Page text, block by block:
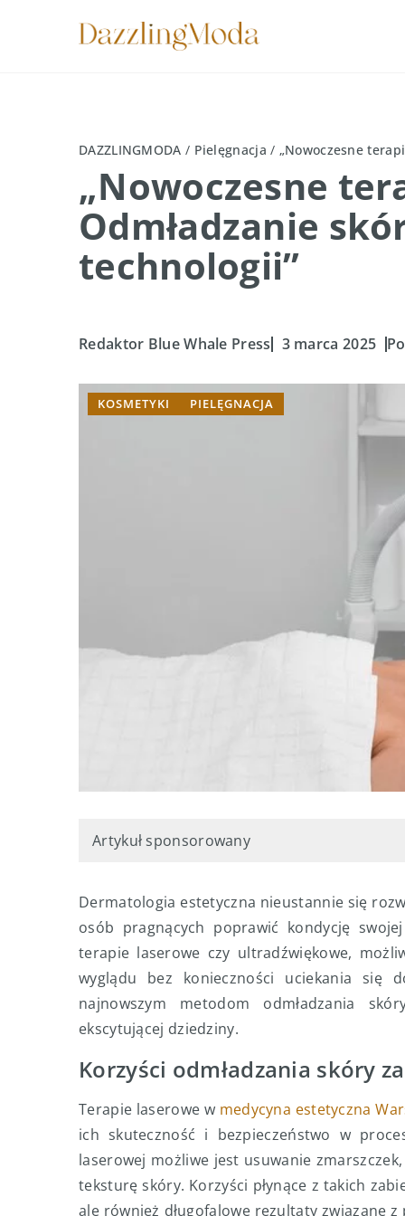
DAZZLINGMODA / Pielęgnacja / „Nowoczesne
„Nowoczesne
Odmładzanie
technologii”
Redaktor Blue Whale Press 3 marca 2025
KOSMETYKI PIELĘGNACJA
Artykuł sponsorowany
Dermatologia estetyczna nieustannie się
osób pragnących poprawić kondycję
terapie laserowe czy ultradźwiękowe,
wyglądu bez konieczności uciekania się
najnowszym metodom odmładzania
ekscytującej dziedziny.
Korzyści odmładzania skóry
Terapie laserowe w medycyna estetyczna
ich skuteczność i bezpieczeństwo w
laserowej możliwe jest usuwanie
teksturę skóry. Korzyści płynące z takich
ale również długofalowe rezultaty związane